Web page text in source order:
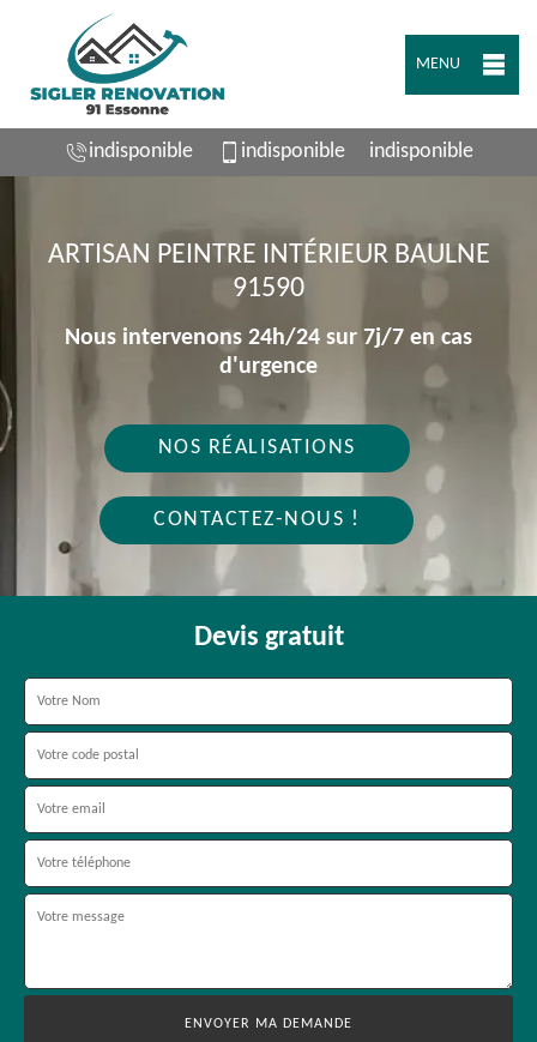
MENU
indisponible indisponible indisponible
ARTISAN PEINTRE INTÉRIEUR BAULNE
91590
Nous intervenons 24h/24 sur 7j/7 en cas
d'urgence
NOS RÉALISATIONS
CONTACTEZ-NOUS !
Devis gratuit